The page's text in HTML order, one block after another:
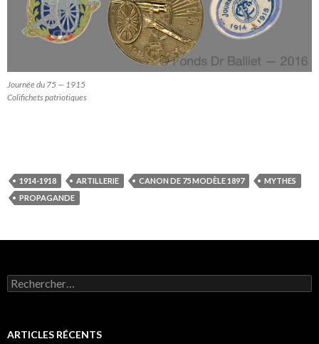
Journée du 75 — 1915
Colifichets patriotiques
1914-1918 ARTILLERIE CANON DE 75 MODÈLE 1897
MYTHES
PROPAGANDE
Rechercher :
ARTICLES RÉCENTS